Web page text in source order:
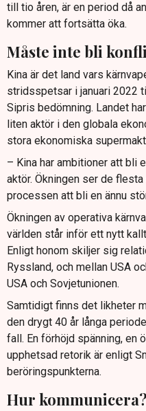
till tio åren, är en period då
kommer att fortsätta öka.
Måste inte bli
Kina är det land vars
stridsspetsar i januari 2022
Sipris bedömning. Landet
liten aktör i den globala
stora ekonomiska
– Kina har ambitioner att bli
aktör. Ökningen ser de
processen att bli en ännu
Ökningen av operativa
världen står inför ett nytt
Enligt honom skiljer sig
Ryssland, och mellan USA
USA och Sovjetunionen.
Samtidigt finns det likheter
den drygt 40 år långa
fall. En förhöjd spänning, en
upphetsad retorik är enligt
beröringspunkterna.
Hur kommunicera?